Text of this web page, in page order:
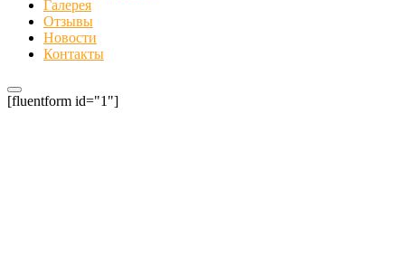
Галерея
Отзывы
Новости
Контакты
[fluentform id="1"]